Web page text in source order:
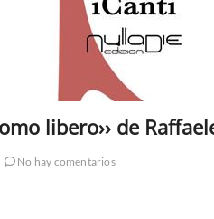
libero›› de
No hay comentarios